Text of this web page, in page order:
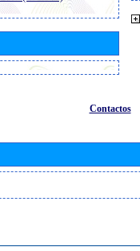
Contactos